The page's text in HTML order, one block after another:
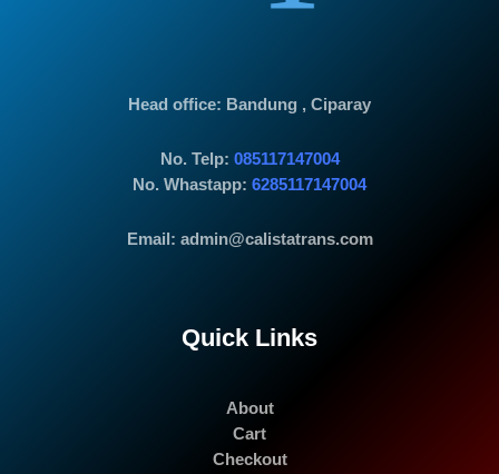
Head office: Bandung , Ciparay
No. Telp: 085117147004
No. Whastapp: 6285117147004
Email: admin@calistatrans.com
Quick Links
About
Cart
Checkout